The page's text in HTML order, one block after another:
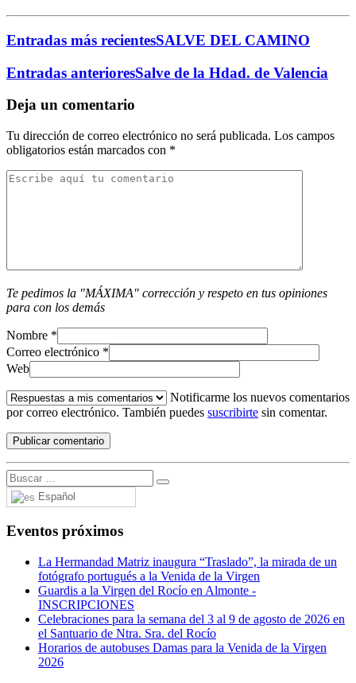
Entradas más recientesSALVE DEL CAMINO
Entradas anterioresSalve de la Hdad. de Valencia
Deja un comentario
Tu dirección de correo electrónico no será publicada. Los campos
obligatorios están marcados con *
Te pedimos la "MÁXIMA" corrección y respeto en tus opiniones
para con los demás
Nombre *
Correo electrónico *
Web
Notificarme los nuevos comentarios
por correo electrónico. También puedes suscribirte sin comentar.
Español
Eventos próximos
La Hermandad Matriz inaugura “Traslado”, la mirada de un
fotógrafo portugués a la Venida de la Virgen
Guardis a la Virgen del Rocío en Almonte -
INSCRIPCIONES
Celebraciones para la semana del 3 al 9 de agosto de 2026 en
el Santuario de Ntra. Sra. del Rocío
Horarios de autobuses Damas para la Venida de la Virgen
2026